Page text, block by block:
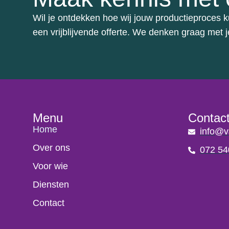
Wil je ontdekken hoe wij jouw productieproces
een vrijblijvende offerte. We denken graag met
Menu
Home
Over ons
Voor wie
Diensten
Contact
072